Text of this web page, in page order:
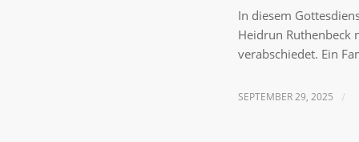
In diesem
Heidrun Ruthenbeck
verabschiedet. Ein
SEPTEMBER 29, 2025 /